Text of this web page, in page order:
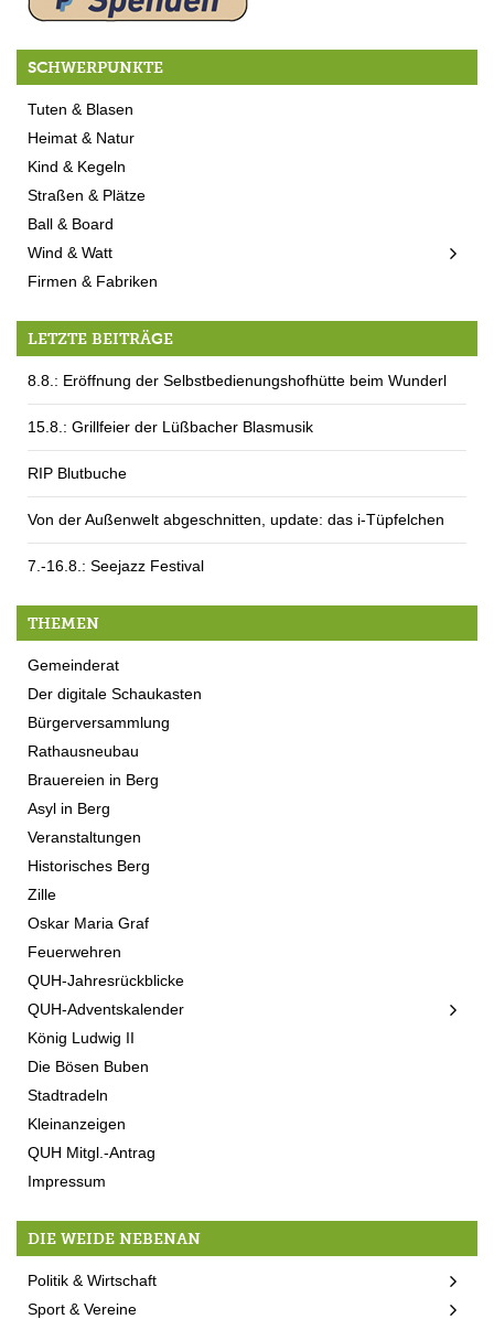
SCHWERPUNKTE
Tuten & Blasen
Heimat & Natur
Kind & Kegeln
Straßen & Plätze
Ball & Board
Wind & Watt
Firmen & Fabriken
LETZTE BEITRÄGE
8.8.: Eröffnung der Selbstbedienungshofhütte beim Wunderl
15.8.: Grillfeier der Lüßbacher Blasmusik
RIP Blutbuche
Von der Außenwelt abgeschnitten, update: das i-Tüpfelchen
7.-16.8.: Seejazz Festival
THEMEN
Gemeinderat
Der digitale Schaukasten
Bürgerversammlung
Rathausneubau
Brauereien in Berg
Asyl in Berg
Veranstaltungen
Historisches Berg
Zille
Oskar Maria Graf
Feuerwehren
QUH-Jahresrückblicke
QUH-Adventskalender
König Ludwig II
Die Bösen Buben
Stadtradeln
Kleinanzeigen
QUH Mitgl.-Antrag
Impressum
DIE WEIDE NEBENAN
Politik & Wirtschaft
Sport & Vereine